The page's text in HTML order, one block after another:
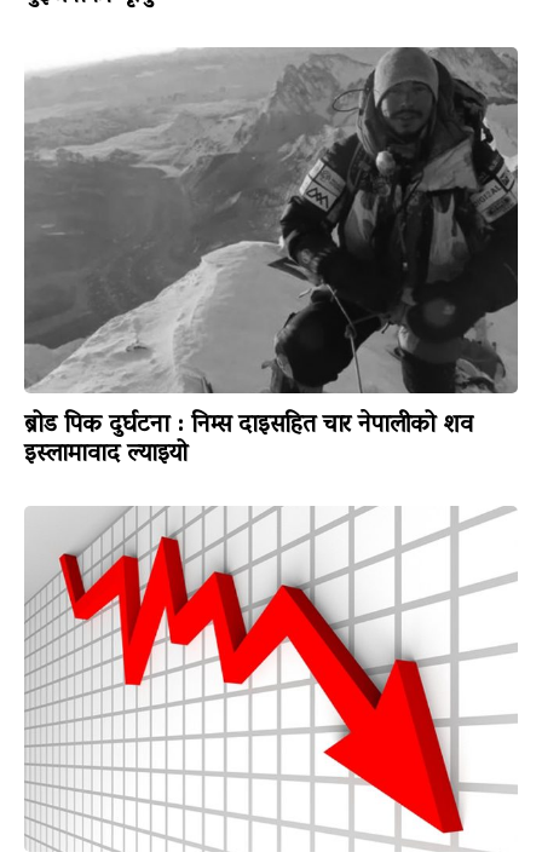
ब्रोड पिक दुर्घटना : निम्स दाइसहित चार नेपालीको शव
इस्लामावाद ल्याइयो